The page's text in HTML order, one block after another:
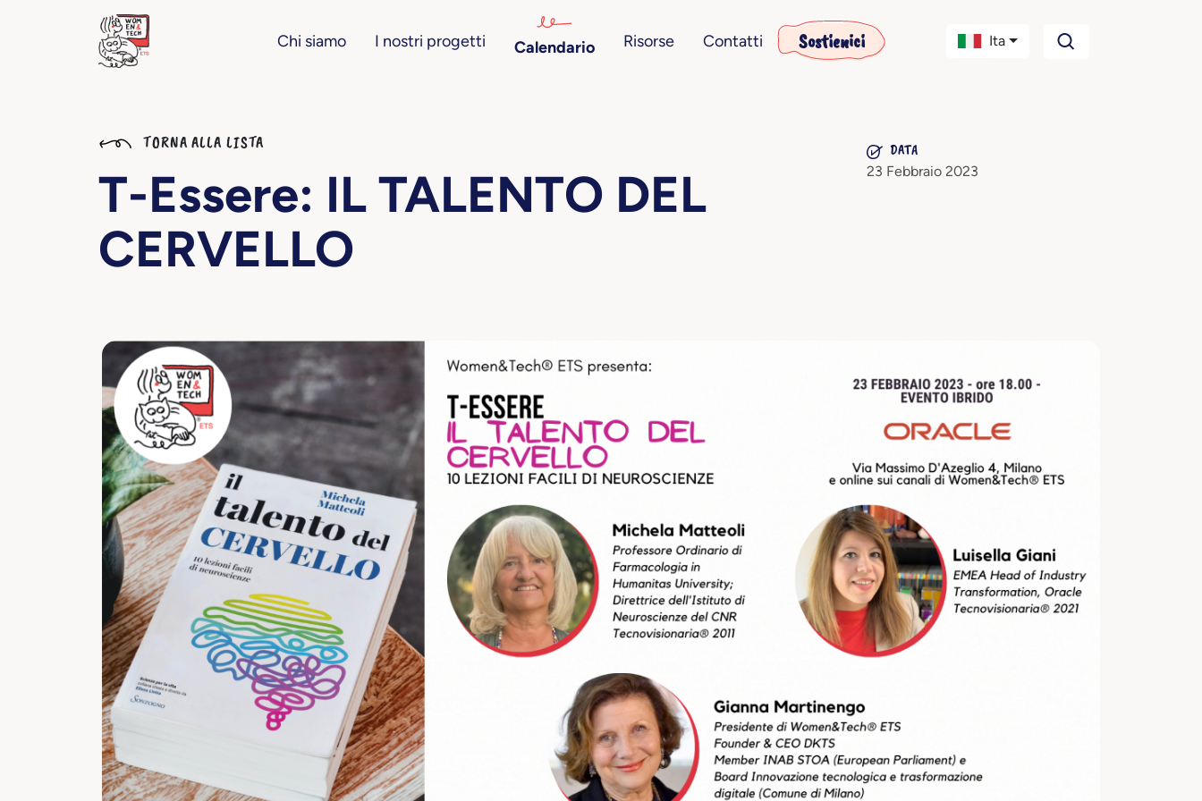
Chi siamo I nostri progetti Calendario Risorse Contatti Sostienici Ita
TORNA ALLA LISTA
T-Essere: IL TALENTO DEL
CERVELLO
DATA
23 Febbraio 2023